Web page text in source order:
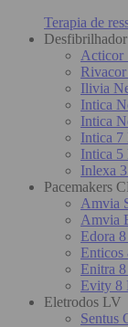
Terapia de
Acticor
Ilivia
Intica
Intica
Intica
Intica
Inlexa
Pacemakers
Amvia
Amvia
Edora
Enitra
Evity 8
Eletrodos LV
Sentus